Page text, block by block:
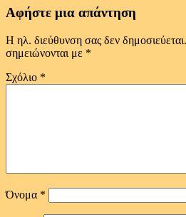
Αφήστε μια απάντηση
Η ηλ. διεύθυνση σας δεν δημοσιεύεται.
σημειώνονται με *
Σχόλιο *
Όνομα *